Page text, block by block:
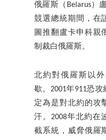
俄羅斯（Belarus）
競選總統期間，在
圖推翻盧卡申科親
制裁白俄羅斯。
北約對俄羅斯以
歇。2001年911恐
定為是對北約的攻
汗。2008年北約在
截系統，威脅俄羅